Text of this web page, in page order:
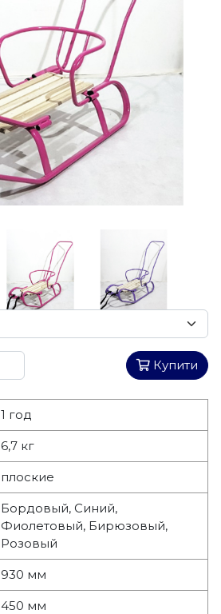
Купити
1 год
6,7 кг
плоские
Бордовый, Синий,
Фиолетовый, Бирюзовый,
Розовый
930 мм
450 мм